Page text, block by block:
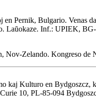
en Pernik, Bulgario. Venas
Laŭokaze. Inf.: UPIEK,
Nov-Zelando. Kongreso de
kaj Kulturo en
10, PL-85-094